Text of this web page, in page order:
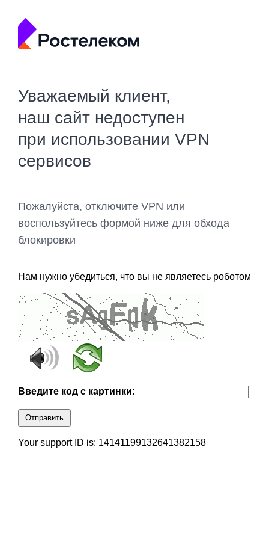
Уважаемый клиент,
наш сайт недоступен
при использовании VPN
сервисов
Пожалуйста, отключите VPN или
воспользуйтесь формой ниже для обхода
блокировки
Нам нужно убедиться, что вы не являетесь роботом
Введите код с картинки:
Отправить
Your support ID is: 14141199132641382158